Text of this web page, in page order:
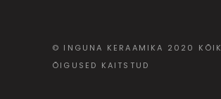
© INGUNA KERAAMIKA 2020 KÕIK
ÕIGUSED KAITSTUD